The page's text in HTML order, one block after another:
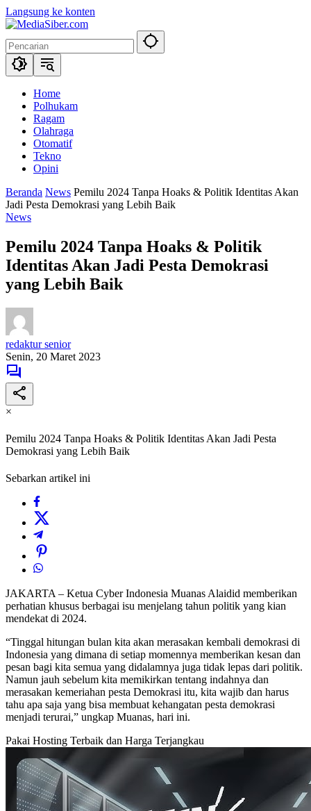
Langsung ke konten
Home
Polhukam
Ragam
Olahraga
Otomatif
Tekno
Opini
Beranda News Pemilu 2024 Tanpa Hoaks & Politik Identitas Akan
Jadi Pesta Demokrasi yang Lebih Baik
News
Pemilu 2024 Tanpa Hoaks & Politik
Identitas Akan Jadi Pesta Demokrasi
yang Lebih Baik
redaktur senior
Senin, 20 Maret 2023
×
Pemilu 2024 Tanpa Hoaks & Politik Identitas Akan Jadi Pesta
Demokrasi yang Lebih Baik
Sebarkan artikel ini
JAKARTA – Ketua Cyber Indonesia Muanas Alaidid memberikan
perhatian khusus berbagai isu menjelang tahun politik yang kian
mendekat di 2024.
“Tinggal hitungan bulan kita akan merasakan kembali demokrasi di
Indonesia yang dimana di setiap momennya memberikan kesan dan
pesan bagi kita semua yang didalamnya juga tidak lepas dari politik.
Namun jauh sebelum kita memikirkan tentang indahnya dan
merasakan kemeriahan pesta Demokrasi itu, kita wajib dan harus
tahu apa saja yang bisa membuat kehangatan pesta demokrasi
menjadi terurai,” ungkap Muanas, hari ini.
Pakai Hosting Terbaik dan Harga Terjangkau